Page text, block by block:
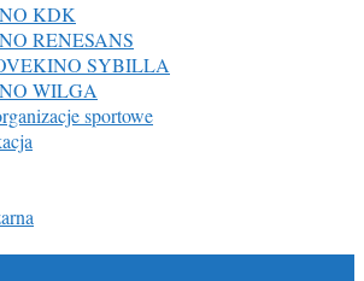
KDK
RENESANS
SYBILLA
WILGA
sportowe